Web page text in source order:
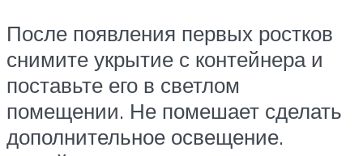
После появления первых ростков
снимите укрытие с контейнера и
поставьте его в светлом
помещении. Не помешает сделать
дополнительное освещение.